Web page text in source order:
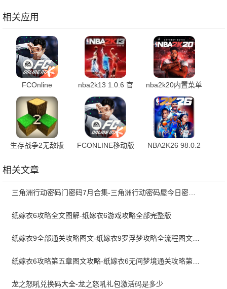
相关应用
FCOnline
1.2412.0026 官方
版
nba2k13 1.0.6 官
方版
nba2k20内置菜单
作弊修改器 98.0.2
安卓版
生存战争2无敌版
FCONLINE移动版
NBA2K26 98.0.2
相关文章
三角洲行动密码门密码7月合集-三角洲行动密码屋今日密码大全2026最新7月
纸嫁衣6攻略全文图解-纸嫁衣6游戏攻略全部完整版
纸嫁衣9全部通关攻略图文-纸嫁衣9罗浮梦攻略全流程图文详解
纸嫁衣6攻略第五章图文攻略-纸嫁衣6无间梦境通关攻略第五章
龙之怒吼兑换码大全-龙之怒吼礼包激活码是多少